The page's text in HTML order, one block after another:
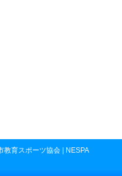
教育スポーツ協会 | NESPA